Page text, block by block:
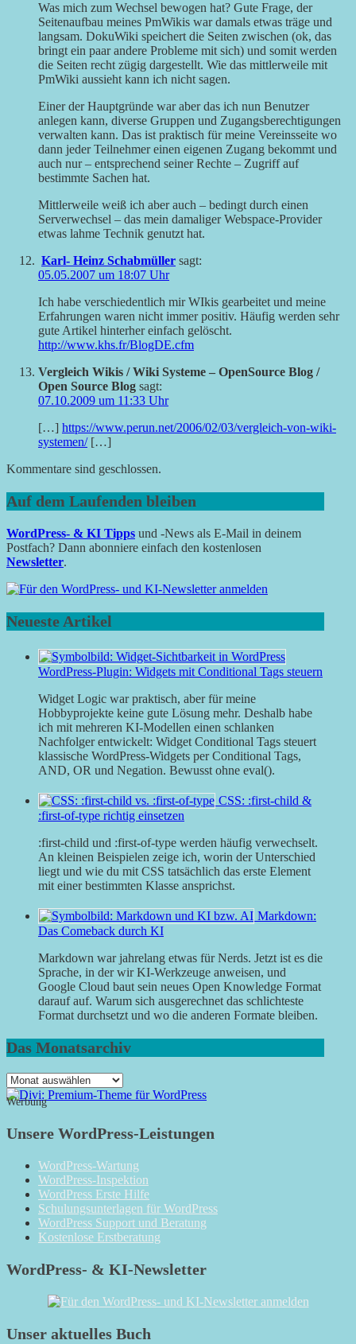
Was mich zum Wechsel bewogen hat? Gute Frage, der
Seitenaufbau meines PmWikis war damals etwas träge und
langsam. DokuWiki speichert die Seiten zwischen (ok, das
bringt ein paar andere Probleme mit sich) und somit werden
die Seiten recht zügig dargestellt. Wie das mittlerweile mit
PmWiki aussieht kann ich nicht sagen.
Einer der Hauptgründe war aber das ich nun Benutzer
anlegen kann, diverse Gruppen und Zugangsberechtigungen
verwalten kann. Das ist praktisch für meine Vereinsseite wo
dann jeder Teilnehmer einen eigenen Zugang bekommt und
auch nur – entsprechend seiner Rechte – Zugriff auf
bestimmte Sachen hat.
Mittlerweile weiß ich aber auch – bedingt durch einen
Serverwechsel – das mein damaliger Webspace-Provider
etwas lahme Technik genutzt hat.
Karl- Heinz Schabmüller sagt:
05.05.2007 um 18:07 Uhr
Ich habe verschiedentlich mir WIkis gearbeitet und meine
Erfahrungen waren nicht immer positiv. Häufig werden sehr
gute Artikel hinterher einfach gelöscht.
http://www.khs.fr/BlogDE.cfm
Vergleich Wikis / Wiki Systeme – OpenSource Blog /
Open Source Blog sagt:
07.10.2009 um 11:33 Uhr
[…] https://www.perun.net/2006/02/03/vergleich-von-wiki-
systemen/[…]
Kommentare sind geschlossen.
Auf dem Laufenden bleiben
WordPress- & KI Tipps und -News als E-Mail in deinem
Postfach? Dann abonniere einfach den kostenlosen
Newsletter.
Neueste Artikel
WordPress-Plugin: Widgets mit Conditional Tags steuern
Widget Logic war praktisch, aber für meine
Hobbyprojekte keine gute Lösung mehr. Deshalb habe
ich mit mehreren KI-Modellen einen schlanken
Nachfolger entwickelt: Widget Conditional Tags steuert
klassische WordPress-Widgets per Conditional Tags,
AND, OR und Negation. Bewusst ohne eval().
CSS: :first-child &
:first-of-type richtig einsetzen
:first-child und :first-of-type werden häufig verwechselt.
An kleinen Beispielen zeige ich, worin der Unterschied
liegt und wie du mit CSS tatsächlich das erste Element
mit einer bestimmten Klasse ansprichst.
Markdown:
Das Comeback durch KI
Markdown war jahrelang etwas für Nerds. Jetzt ist es die
Sprache, in der wir KI-Werkzeuge anweisen, und
Google Cloud baut sein neues Open Knowledge Format
darauf auf. Warum sich ausgerechnet das schlichteste
Format durchsetzt und wo die anderen Formate bleiben.
Das Monatsarchiv
Das
Monatsarchiv
Werbung
Unsere WordPress-Leistungen
WordPress-Wartung
WordPress-Inspektion
WordPress Erste Hilfe
Schulungsunterlagen für WordPress
WordPress Support und Beratung
Kostenlose Erstberatung
WordPress- & KI-Newsletter
Unser aktuelles Buch